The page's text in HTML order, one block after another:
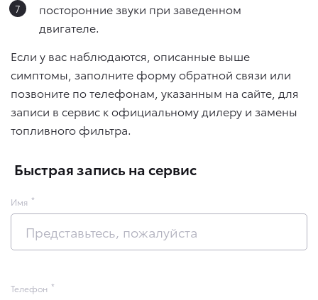
посторонние звуки при заведенном
двигателе.
Если у вас наблюдаются, описанные выше
симптомы, заполните форму обратной связи или
позвоните по телефонам, указанным на сайте, для
записи в сервис к официальному дилеру и замены
топливного фильтра.
Быстрая запись на сервис
Имя
Телефон